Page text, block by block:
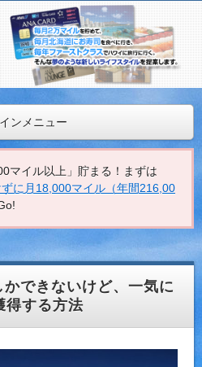
イルで新LifeStyle提案
マイル獲得するMr.マイラー
ンメニュー
マイル以上」貯まる！まずは
に月18,000マイル（年間216,00
できないけど、一気に
得する方法